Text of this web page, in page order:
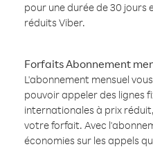
pour une durée de 30 jours
réduits Viber.
Forfaits Abonnement
L'abonnement mensuel
pouvoir appeler des lignes
internationales à prix
votre forfait. Avec
économies sur les appels